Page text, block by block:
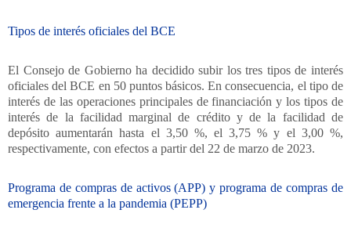
Tipos de interés oficiales del BCE
El Consejo de Gobierno ha decidido subir los tres tipos de interés
oficiales del BCE en 50 puntos básicos. En consecuencia, el tipo de
interés de las operaciones principales de financiación y los tipos de
interés de la facilidad marginal de crédito y de la facilidad de
depósito aumentarán hasta el 3,50 %, el 3,75 % y el 3,00 %,
respectivamente, con efectos a partir del 22 de marzo de 2023.
Programa de compras de activos (APP) y programa de compras de
emergencia frente a la pandemia (PEPP)